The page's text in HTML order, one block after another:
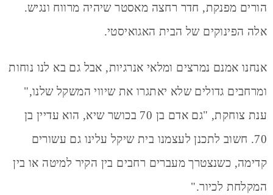
הורים מפנקת, חדר רחצה מאסטר שיהיה מרווח ונגיש.
אלה הפינוקים של הבית האגואיסטי.
אנחנו אמנם נמרצים ומלאי אנרגיות, אבל גם בא לנו נוחות
ומרחבים גדולים שלא יאתגרו את שיווי המשקל שלנו,"
ענת צוחקת, "גם אדם בן 70 בכושר שיא, הוא עדיין בן
70. חשוב לתכנן לעצמנו בית שיקל עלינו גם עשורים
קדימה, כשנצטרך מעברים רחבים בין הקיר למיטה או בין
המקלחת לכיור."